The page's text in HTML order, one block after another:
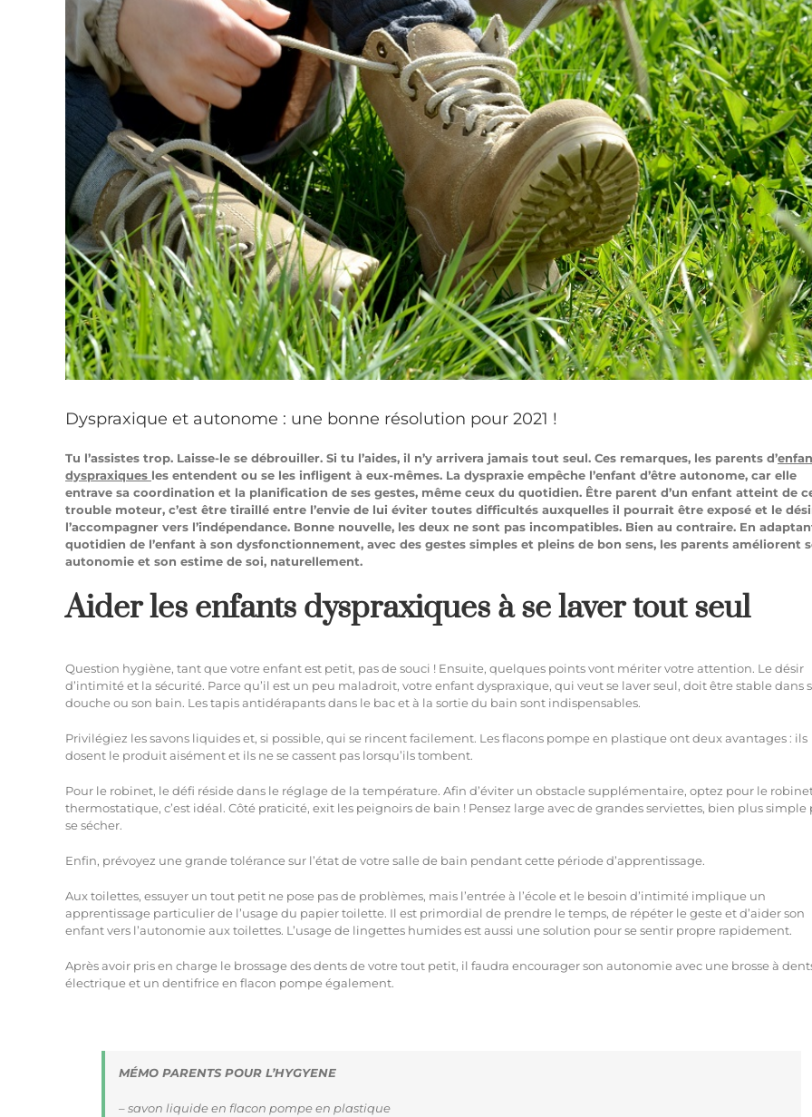
Dyspraxique et autonome : une bonne résolution pour 2021 !
Tu l’assistes trop. Laisse-le se débrouiller. Si tu l’aides, il n’y arrivera jamais tout seul. Ces remarques, les parents d’
dyspraxiques les entendent ou se les infligent à eux-mêmes. La dyspraxie empêche l’enfant d’être autonome, car elle
entrave sa coordination et la planification de ses gestes, même ceux du quotidien. Être parent d’un enfant atteint de
trouble moteur, c’est être tiraillé entre l’envie de lui éviter toutes difficultés auxquelles il pourrait être exposé et le
l’accompagner vers l’indépendance. Bonne nouvelle, les deux ne sont pas incompatibles. Bien au contraire. En
quotidien de l’enfant à son dysfonctionnement, avec des gestes simples et pleins de bon sens, les parents améliorent
autonomie et son estime de soi, naturellement.
Aider les enfants dyspraxiques à se laver tout seul
Question hygiène, tant que votre enfant est petit, pas de souci ! Ensuite, quelques points vont mériter votre attention. Le désir
d’intimité et la sécurité. Parce qu’il est un peu maladroit, votre enfant dyspraxique, qui veut se laver seul, doit être stable dans
douche ou son bain. Les tapis antidérapants dans le bac et à la sortie du bain sont indispensables.
Privilégiez les savons liquides et, si possible, qui se rincent facilement. Les flacons pompe en plastique ont deux avantages : ils
dosent le produit aisément et ils ne se cassent pas lorsqu’ils tombent.
Pour le robinet, le défi réside dans le réglage de la température. Afin d’éviter un obstacle supplémentaire, optez pour le
thermostatique, c’est idéal. Côté praticité, exit les peignoirs de bain ! Pensez large avec de grandes serviettes, bien plus simple
se sécher.
Enfin, prévoyez une grande tolérance sur l’état de votre salle de bain pendant cette période d’apprentissage.
Aux toilettes, essuyer un tout petit ne pose pas de problèmes, mais l’entrée à l’école et le besoin d’intimité implique un
apprentissage particulier de l’usage du papier toilette. Il est primordial de prendre le temps, de répéter le geste et d’aider son
enfant vers l’autonomie aux toilettes. L’usage de lingettes humides est aussi une solution pour se sentir propre rapidement.
Après avoir pris en charge le brossage des dents de votre tout petit, il faudra encourager son autonomie avec une brosse à
électrique et un dentifrice en flacon pompe également.
MÉMO PARENTS POUR L’HYGYENE
– savon liquide en flacon pompe en plastique